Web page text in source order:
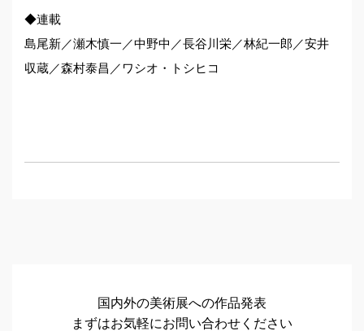
◆連載
島尾新／瀬木慎一／中野中／長谷川栄／林紀一郎／安井
収蔵／森村泰昌／ワシオ・トシヒコ
国内外の美術展への作品発表
まずはお気軽にお問い合わせください